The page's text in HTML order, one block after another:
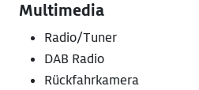
Multimedia
Radio/Tuner
DAB Radio
Rückfahrkamera